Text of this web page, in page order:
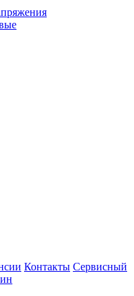
Контакты Сервисный